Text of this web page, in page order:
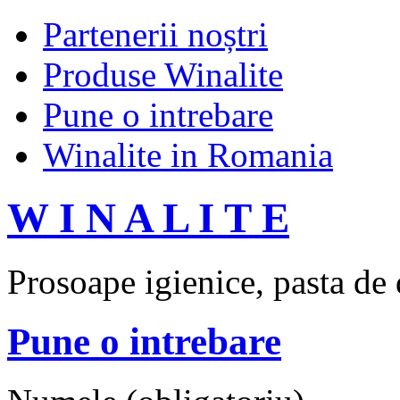
Partenerii noștri
Produse Winalite
Pune o intrebare
Winalite in Romania
W I N A L I T E
Prosoape igienice, pasta
Pune o intrebare